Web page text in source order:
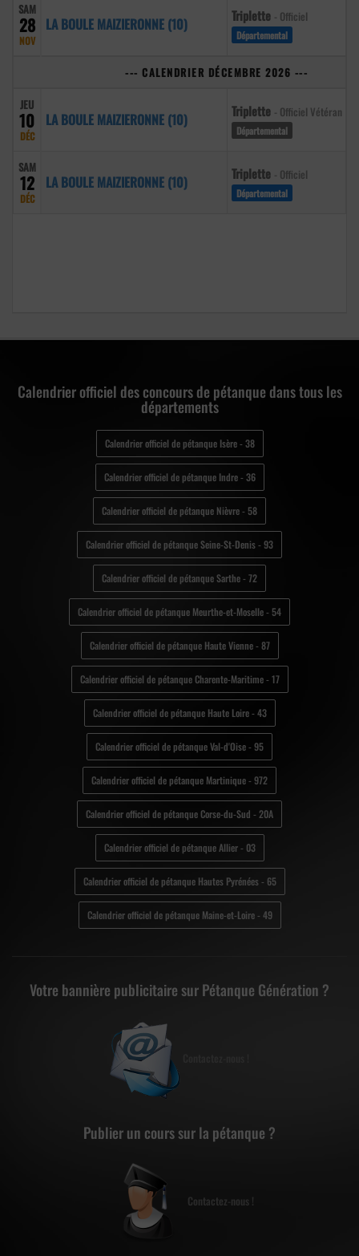
SAM
28
NOV
LA BOULE MAIZIERONNE (10) Triplette - Officiel
Départemental
--- CALENDRIER DÉCEMBRE 2026 ---
JEU
10
DÉC
LA BOULE MAIZIERONNE (10) Triplette - Officiel Vétéran
Départemental
SAM
12
DÉC
LA BOULE MAIZIERONNE (10) Triplette - Officiel
Départemental
Calendrier officiel des concours de pétanque dans tous les
départements
Calendrier officiel de pétanque Isère - 38
Calendrier officiel de pétanque Indre - 36
Calendrier officiel de pétanque Nièvre - 58
Calendrier officiel de pétanque Seine-St-Denis - 93
Calendrier officiel de pétanque Sarthe - 72
Calendrier officiel de pétanque Meurthe-et-Moselle - 54
Calendrier officiel de pétanque Haute Vienne - 87
Calendrier officiel de pétanque Charente-Maritime - 17
Calendrier officiel de pétanque Haute Loire - 43
Calendrier officiel de pétanque Val-d'Oise - 95
Calendrier officiel de pétanque Martinique - 972
Calendrier officiel de pétanque Corse-du-Sud - 20A
Calendrier officiel de pétanque Allier - 03
Calendrier officiel de pétanque Hautes Pyrénées - 65
Calendrier officiel de pétanque Maine-et-Loire - 49
Votre bannière publicitaire sur Pétanque Génération ?
Publier un cours sur la pétanque ?
Contactez-nous !